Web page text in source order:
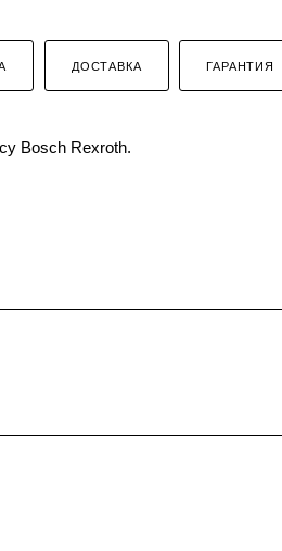
ДОСТАВКА ГАРАНТИЯ
Bosch Rexroth.